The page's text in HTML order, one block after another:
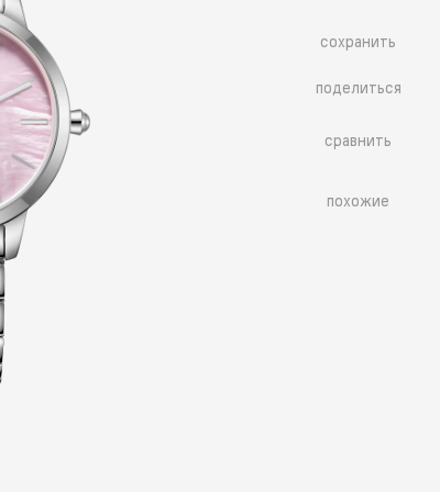
сохранить
поделиться
сравнить
похожие